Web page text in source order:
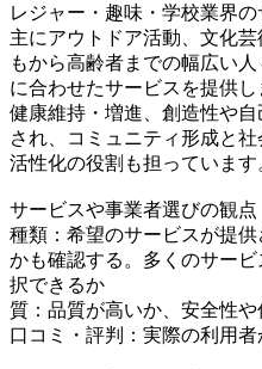
レジャー・趣味・学校業界
主にアウトドア活動、文化
もから高齢者までの幅広い
に合わせたサービスを提供
健康維持・増進、創造性や
され、コミュニティ形成と
活性化の役割も担っています
サービスや事業者選びの観点
種類：希望のサービスが提
かも確認する。多くのサー
択できるか
質：品質が高いか、安全性
口コミ・評判：実際の利用